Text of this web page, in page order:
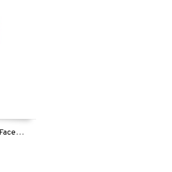
Very Rose Radiance Face Scrub